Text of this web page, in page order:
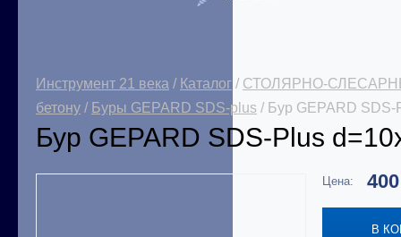
Инструмент 21 века / Каталог / СТОЛЯРНО-
бетону / Буры GEPARD SDS-plus / Бур GEPARD
Бур GEPARD SDS-Plus
Цена:
В